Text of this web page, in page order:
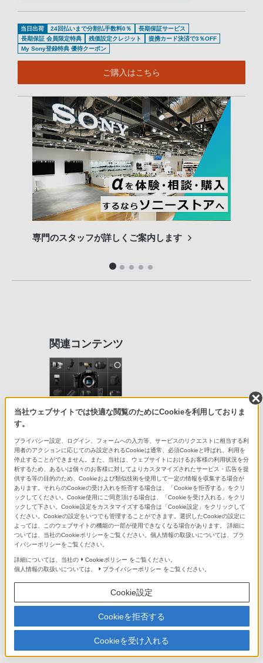
当日出荷 24回払いまで分割払手数料0％
長期保証サービス
長期保証 会員限定特典
残価設定クレジット
提携カード決済で3％OFF
My Sony登録特典 優待クーポン
ご購入はこちら
専門のスタッフが詳しくご案内します
関連コンテンツ
Aマウントレンズ/アクセサリーシステ
Eマウントレンズラインアップ
充実したレンズでこだわりの表現を
Aマウントレンズラインアップ
充実したレンズでこだわりの表現を
当社ウェブサイトでは快適な閲覧のためにCookieを利用しておりま
す。
プライバシー設定、ログイン、フォームへの入力等、サービスのリクエストに相当する利
用者のアクションに応じてのみ設定されるCookieは通常、必須Cookieと呼ばれ、利用を
停止することができません。また、当社は、ウェブサイトにおけるお客様の利用状況を分
析するため、あるいは個々のお客様に対してよりカスタマイズされたサービス・広告を提
供する等の目的のため、Cookieおよび類似技術を使用して一定の情報を収集する場合が
あります。それらのCookieの受け入れを拒否する場合は、「Cookieを拒否する」をクリ
ックしてください。Cookie使用にご同意頂ける場合は、「Cookieを受け入れる」をクリ
ックして下さい。Cookie設定をカスタマイズする場合は「Cookie設定」をクリックして
ください。Cookieの設定をいつでも管理することができます。選択したCookieの設定に
よっては、このウェブサイトの機能の一部が使用できなくなる場合があります。 詳細に
ついては、当社のCookieポリシーをご覧ください。個人情報の取扱いについては、プラ
イバシーポリシーをご覧ください。
詳細については、当社の Cookieポリシー をご覧ください。
個人情報の取扱いについては、
プライバシーポリシー をご覧ください。
Cookie設定
Cookieを拒否する
Cookieを受け入れる